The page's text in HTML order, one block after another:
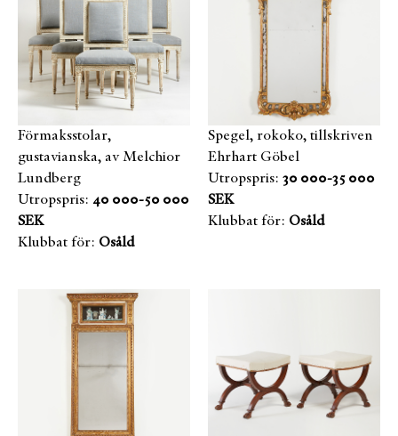
Förmaksstolar,
gustavianska, av Melchior
Lundberg
Utropspris: 40 000-50 000
SEK
Klubbat för: Osåld
Spegel, rokoko, tillskriven
Ehrhart Göbel
Utropspris: 30 000-35 000
SEK
Klubbat för: Osåld